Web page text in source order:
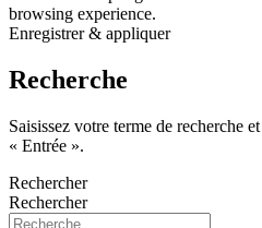
browsing experience.
Enregistrer & appliquer
Recherche
Saisissez votre terme de recherche
« Entrée ».
Rechercher
Rechercher